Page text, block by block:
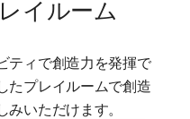
イルーム
ティで創造力を発揮で
たプレイルームで創造
いただけます。